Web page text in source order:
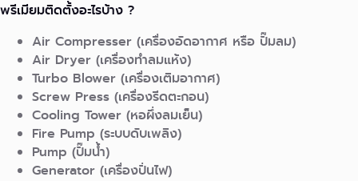
พรีเมียมติดตั้งอะไรบ้าง ?
Air Compresser (เครื่องอัดอากาศ หรือ ปั๊มลม)
Air Dryer (เครื่องทำลมแห้ง)
Turbo Blower (เครื่องเติมอากาศ)
Screw Press (เครื่องรีดตะกอน)
Cooling Tower (หอผึ่งลมเย็น)
Fire Pump (ระบบดับเพลิง)
Pump (ปั๊มน้ำ)
Generator (เครื่องปั่นไฟ)